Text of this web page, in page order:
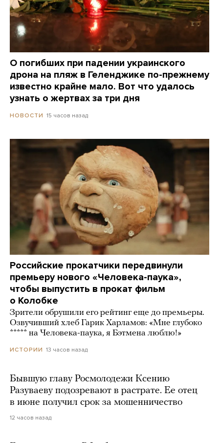
О погибших при падении украинского
дрона на пляж в Геленджике по-прежнему
известно крайне мало. Вот что удалось
узнать о жертвах за три дня
НОВОСТИ 15 часов назад
Российские прокатчики передвинули
премьеру нового «Человека-паука»,
чтобы выпустить в прокат фильм
о Колобке
Зрители обрушили его рейтинг еще до премьеры.
Озвучивший хлеб Гарик Харламов: «Мне глубоко
***** на Человека-паука, я Бэтмена люблю!»
ИСТОРИИ 13 часов назад
Бывшую главу Росмолодежи Ксению
Разуваеву подозревают в растрате. Ее отец
в июне получил срок за мошенничество
12 часов назад